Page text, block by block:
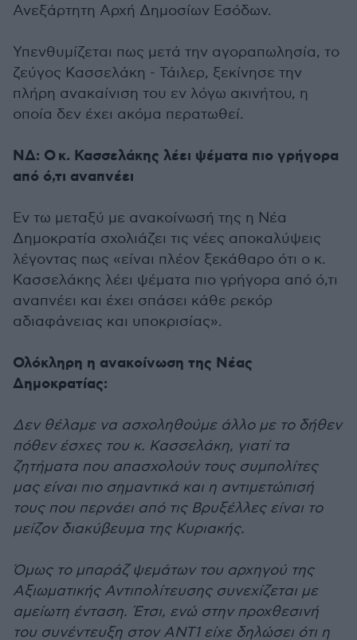
Ανεξάρτητη Αρχή Δημοσίων Εσόδων.
Υπενθυμίζεται πως μετά την αγοραπωλησία, το
ζεύγος Κασσελάκη - Τάιλερ, ξεκίνησε την
πλήρη ανακαίνιση του εν λόγω ακινήτου, η
οποία δεν έχει ακόμα περατωθεί.
ΝΔ: Οκ. Κασσελάκης λέει ψέματα πιο γρήγορα
από ό,τι αναπνέει
Εν τω μεταξύ με ανακοίνωσή της η Νέα
Δημοκρατία σχολιάζει τις νέες αποκαλύψεις
λέγοντας πως «είναι πλέον ξεκάθαρο ότι ο κ.
Κασσελάκης λέει ψέματα πιο γρήγορα από ό,τι
αναπνέει και έχει σπάσει κάθε ρεκόρ
αδιαφάνειας και υποκρισίας».
Ολόκληρη η ανακοίνωση της Νέας
Δημοκρατίας:
Δεν θέλαμε να ασχοληθούμε άλλο με το δήθεν
πόθεν έσχες του κ. Κασσελάκη, γιατί τα
ζητήματα που απασχολούν τους συμπολίτες
μας είναι πιο σημαντικά και η αντιμετώπισή
τους που περνάει από τις Βρυξέλλες είναι το
μείζον διακύβευμα της Κυριακής.
Όμως το μπαράζ ψεμάτων του αρχηγού της
Αξιωματικής Αντιπολίτευσης συνεχίζεται με
αμείωτη ένταση. Έτσι, ενώ στην προχθεσινή
του συνέντευξη στον ΑΝΤ1 είχε δηλώσει ότι η